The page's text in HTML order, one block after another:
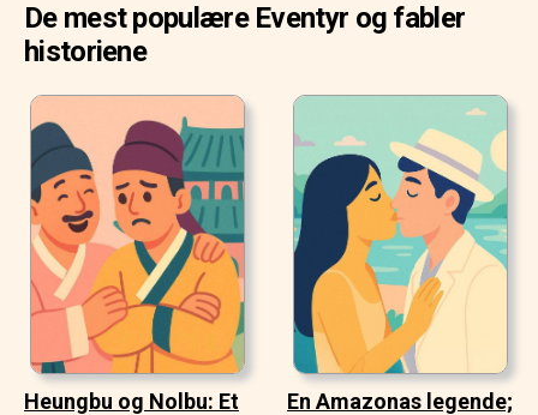
De mest populære Eventyr og fabler
historiene
Heungbu og Nolbu: Et
En Amazonas legende;